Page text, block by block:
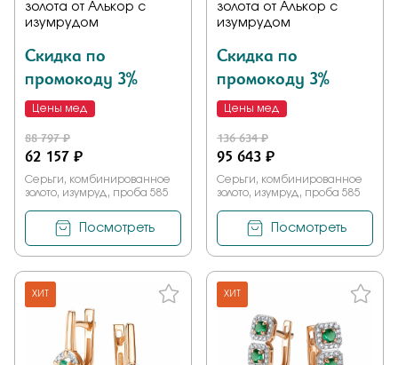
золота от Алькор с
изумрудом
Скидка по
промокоду 3%
Цены мед
88 797 ₽
62 157 ₽
Серьги, комбинированное
золото, изумруд, проба 585
Посмотреть
золота от Алькор с
изумрудом
Скидка по
промокоду 3%
Цены мед
136 634 ₽
95 643 ₽
Серьги, комбинированное
золото, изумруд, проба 585
Посмотреть
ХИТ ХИТ